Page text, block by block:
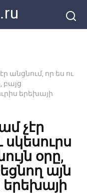
անցնում, որ ես ու
բայց
երեխայի
չէր
սկեսուրս
օրը,
այն
երեխայի